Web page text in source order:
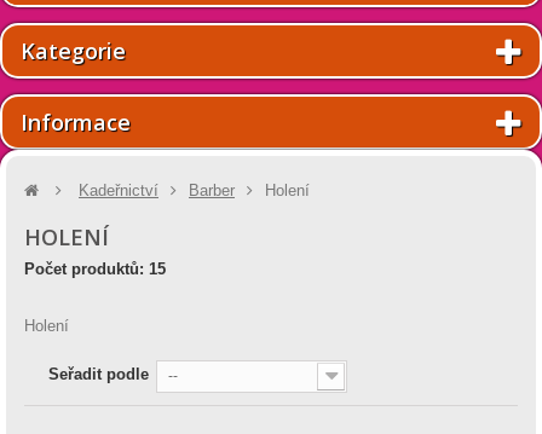
Kategorie
Informace
Kadeřnictví Barber Holení
HOLENÍ
Počet produktů: 15
Holení
Seřadit podle --